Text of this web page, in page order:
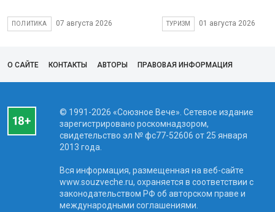
ПОЛИТИКА 07 августа 2026 ТУРИЗМ 01 августа 2026
О САЙТЕ КОНТАКТЫ АВТОРЫ ПРАВОВАЯ ИНФОРМАЦИЯ
© 1991-2026 «Союзное Вече». Сетевое издание
зарегистрировано роскомнадзором,
свидетельство эл № фc77-52606 от 25 января
2013 года.
Вся информация, размещенная на веб-сайте
www.souzveche.ru, охраняется в соответствии с
законодательством РФ об авторском праве и
международными соглашениями.